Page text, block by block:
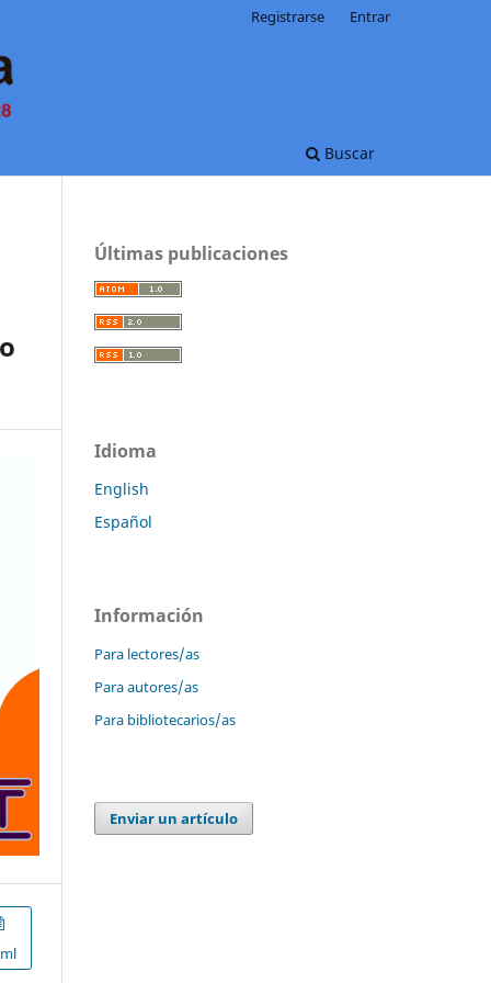
Buscar
Registrarse Entrar
Últimas publicaciones
Idioma
English
Español
Información
Para lectores/as
Para autores/as
Para bibliotecarios/as
Enviar un artículo